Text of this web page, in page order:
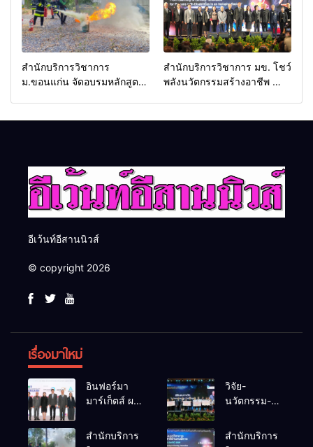
สำนักบริการวิชาการ
ม.ขอนแก่น จัดอบรมหลักสูตร
สำนักบริการวิชาการ มข. โชว์
พลังนวัตกรรมสร้างอาชีพ นำ
อีเว้นท์อีสานนิวส์
© copyright 2026
เรื่องมาใหม่
อินฟอร์มา
มาร์เก็ตส์ ผนึก
ธุรกิจท่อง
เที่ยว-บริการ
วิจัย-
นวัตกรรม-
คือโอกาสใหม่
ของคนพิการ
สำนักบริการ
สำนักบริการ